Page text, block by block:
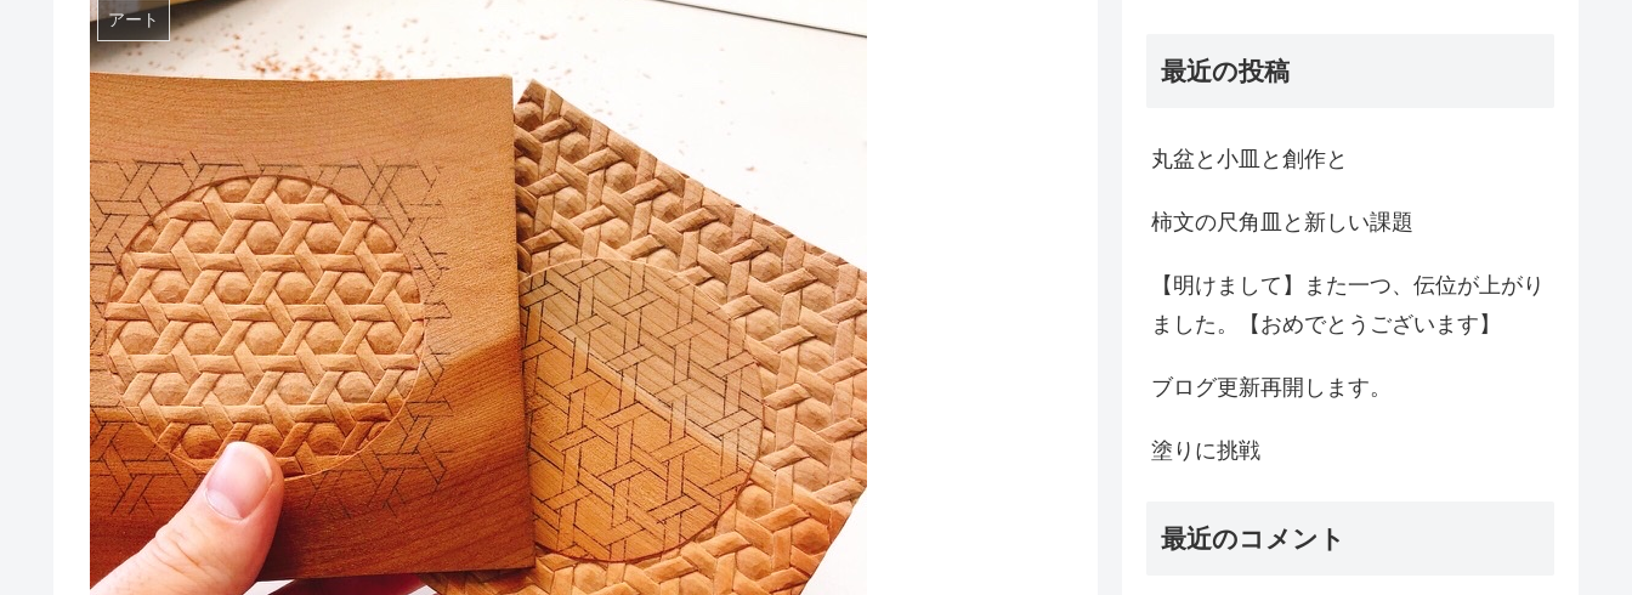
アート
最近の投稿
丸盆と小皿と創作と
柿文の尺角皿と新しい課題
【明けまして】また一つ、伝位が上がり
ました。【おめでとうございます】
ブログ更新再開します。
塗りに挑戦
最近のコメント